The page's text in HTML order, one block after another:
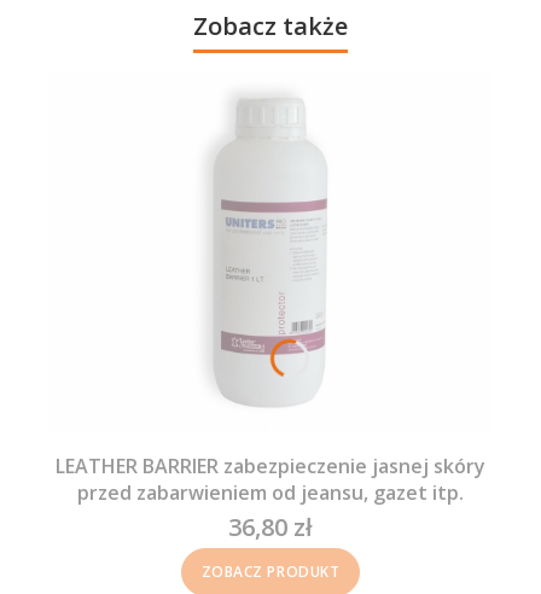
Zobacz także
LEATHER BARRIER zabezpieczenie jasnej skóry
przed zabarwieniem od jeansu, gazet itp.
Cena
36,80 zł
ZOBACZ PRODUKT